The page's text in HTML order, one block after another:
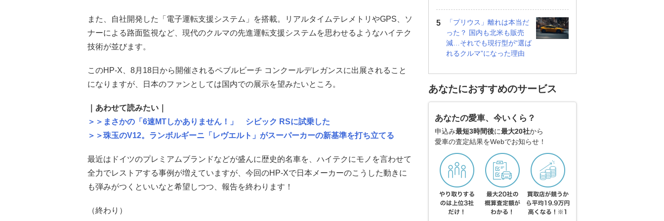
また、自社開発した「電子運転支援システム」を搭載。リアルタイムテレメトリやGPS、ソ
ナーによる路面監視など、現代のクルマの先進運転支援システムを思わせるようなハイテク
技術が並びます。
このHP-X、8月18日から開催されるペブルビーチ コンクールデレガンスに出展されること
になりますが、日本のファンとしては国内での展示を望みたいところ。
｜あわせて読みたい｜
＞＞まさかの「6速MTしかありません！」 シビック RSに試乗した
＞＞珠玉のV12。ランボルギーニ「レヴエルト」がスーパーカーの新基準を打ち立てる
最近はドイツのプレミアムブランドなどが盛んに歴史的名車を、ハイテクにモノを言わせて
全力でレストアする事例が増えていますが、今回のHP-Xで日本メーカーのこうした動きに
も弾みがつくといいなと希望しつつ、報告を終わります！
（終わり）
「プリウス」離れは本当だ
った？ 国内も北米も販売
減…それでも現行型が“選ば
れるクルマ”になった理由
あなたにおすすめのサービス
あなたの愛車、今いくら？
申込み最短3時間後に最大20社から
愛車の査定結果をWebでお知らせ！